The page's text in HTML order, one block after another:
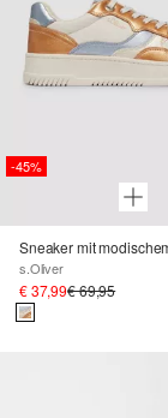
-45%
s.Oliver
€ 37,99€ 69,95